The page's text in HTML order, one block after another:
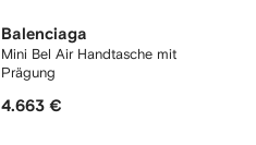
Balenciaga
Mini Bel Air Handtasche mit
Prägung
4.663 €